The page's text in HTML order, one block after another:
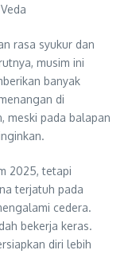
rasa syukur dan
musim ini
banyak
di
meski pada balapan
2025, tetapi
terjatuh pada
cedera.
bekerja keras.
diri lebih